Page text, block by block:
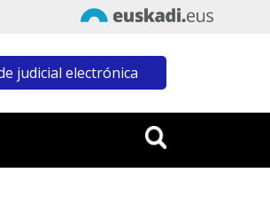
judicial electrónica